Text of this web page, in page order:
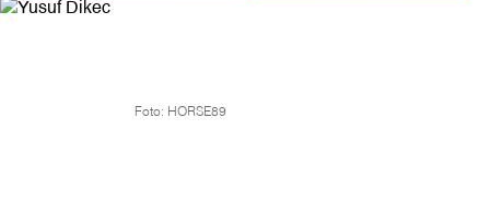
Foto: HORSE89